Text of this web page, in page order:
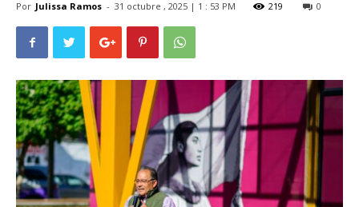
Por Julissa Ramos - 31 octubre , 2025 | 1 : 53 PM 219 0